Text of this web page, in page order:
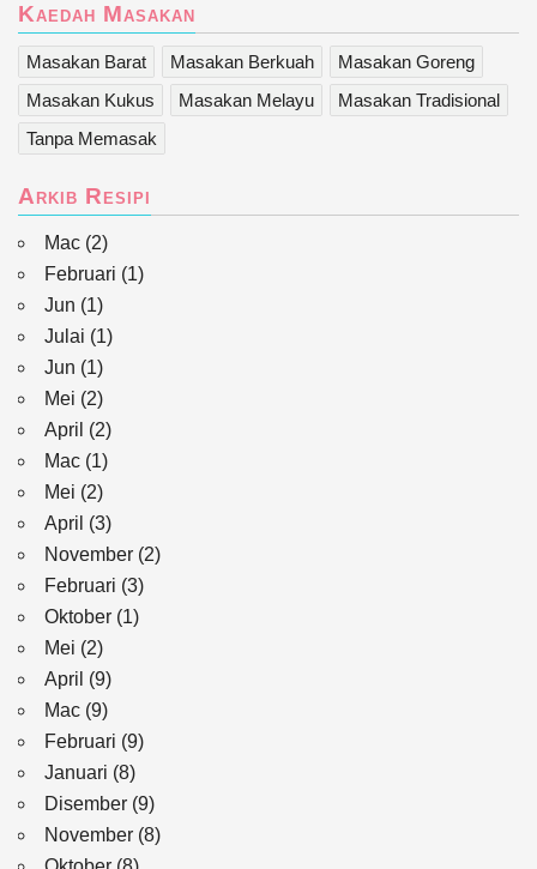
Kaedah Masakan
Masakan Barat Masakan Berkuah
Masakan Goreng
Masakan Kukus
Masakan Melayu
Masakan Tradisional
Tanpa Memasak
Arkib Resipi
Mac (2)
Februari (1)
Jun (1)
Julai (1)
Jun (1)
Mei (2)
April (2)
Mac (1)
Mei (2)
April (3)
November (2)
Februari (3)
Oktober (1)
Mei (2)
April (9)
Mac (9)
Februari (9)
Januari (8)
Disember (9)
November (8)